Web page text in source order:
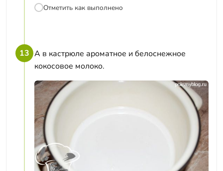
Отметить как выполнено
13 А в кастрюле ароматное и белоснежное
кокосовое молоко.